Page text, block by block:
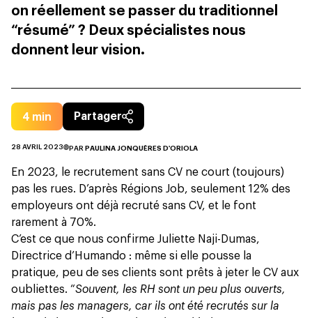
on réellement se passer du traditionnel
“résumé” ? Deux spécialistes nous
donnent leur vision.
4 min Partager
28 AVRIL 2023 PAR PAULINA JONQUÈRES D'ORIOLA
En 2023, le recrutement sans CV ne court (toujours)
pas les rues. D’après Régions Job, seulement 12% des
employeurs ont déjà recruté sans CV, et le font
rarement à 70%.
C’est ce que nous confirme Juliette Naji-Dumas,
Directrice d’ Humando : même si elle pousse la
pratique, peu de ses clients sont prêts à jeter le CV aux
oubliettes. “Souvent, les RH sont un peu plus ouverts,
mais pas les managers, car ils ont été recrutés sur la